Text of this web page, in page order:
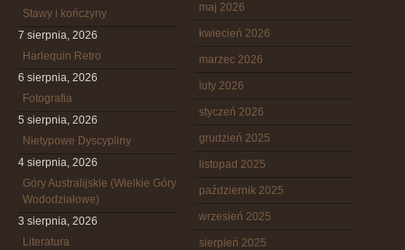
Stawy i kończyny
7 sierpnia, 2026
Harlequin Retro
6 sierpnia, 2026
Fotografia
5 sierpnia, 2026
Nietypowe Dyscypliny
4 sierpnia, 2026
Góry Australijskie (Wielkie Góry
Wododziałowe)
3 sierpnia, 2026
Literatura
maj 2026
kwiecień 2026
marzec 2026
luty 2026
styczeń 2026
grudzień 2025
listopad 2025
październik 2025
wrzesień 2025
sierpień 2025